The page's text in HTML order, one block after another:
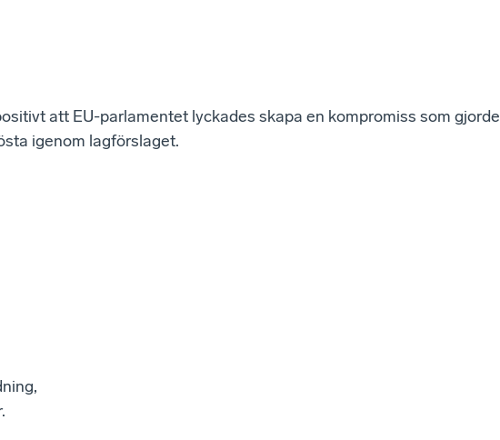
att EU-parlamentet lyckades skapa en kompromiss som gjorde
igenom lagförslaget.